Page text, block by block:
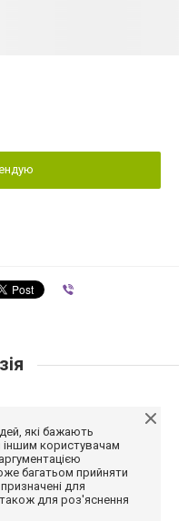
які бажають
користувачам
багатьом прийняти
для
для роз'яснення